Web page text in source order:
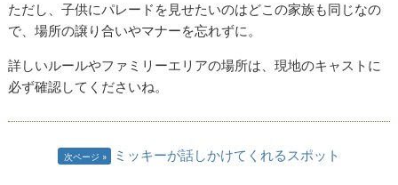
ただし、子供にパレードを見せたいのはどこの家族も同じなの
で、場所の譲り合いやマナーを忘れずに。
詳しいルールやファミリーエリアの場所は、現地のキャストに
必ず確認してくださいね。
次ページ ミッキーが話しかけてくれるスポット